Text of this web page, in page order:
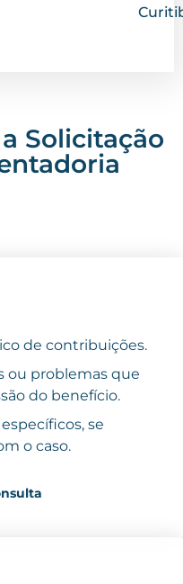
Solicitação
de contribuições.
ou problemas que
do benefício.
se
o caso.